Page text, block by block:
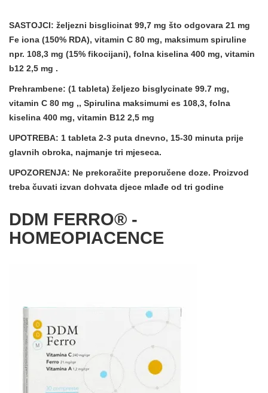
SASTOJCI: željezni bisglicinat 99,7 mg što odgovara 21 mg
Fe iona (150% RDA), vitamin C 80 mg, maksimum spiruline
npr. 108,3 mg (15% fikocijani), folna kiselina 400 mg, vitamin
b12 2,5 mg .
Prehrambene: (1 tableta) željezo bisglycinate 99.7 mg,
vitamin C 80 mg ,, Spirulina maksimumi es 108,3, folna
kiselina 400 mg, vitamin B12 2,5 mg
UPOTREBA: 1 tableta 2-3 puta dnevno, 15-30 minuta prije
glavnih obroka, najmanje tri mjeseca.
UPOZORENJA: Ne prekoračite preporučene doze. Proizvod
treba čuvati izvan dohvata djece mlađe od tri godine
DDM FERRO® -
HOMEOPIACENCE